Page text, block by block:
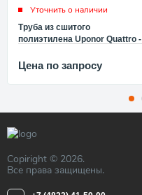
Уточнить о наличии
Труба из сшитого
полиэтилена Uponor Quattro -
Xa,PN6,95°C,бухта 200м)
Цена по запросу
Copiright © 2026.
Все права защищены.